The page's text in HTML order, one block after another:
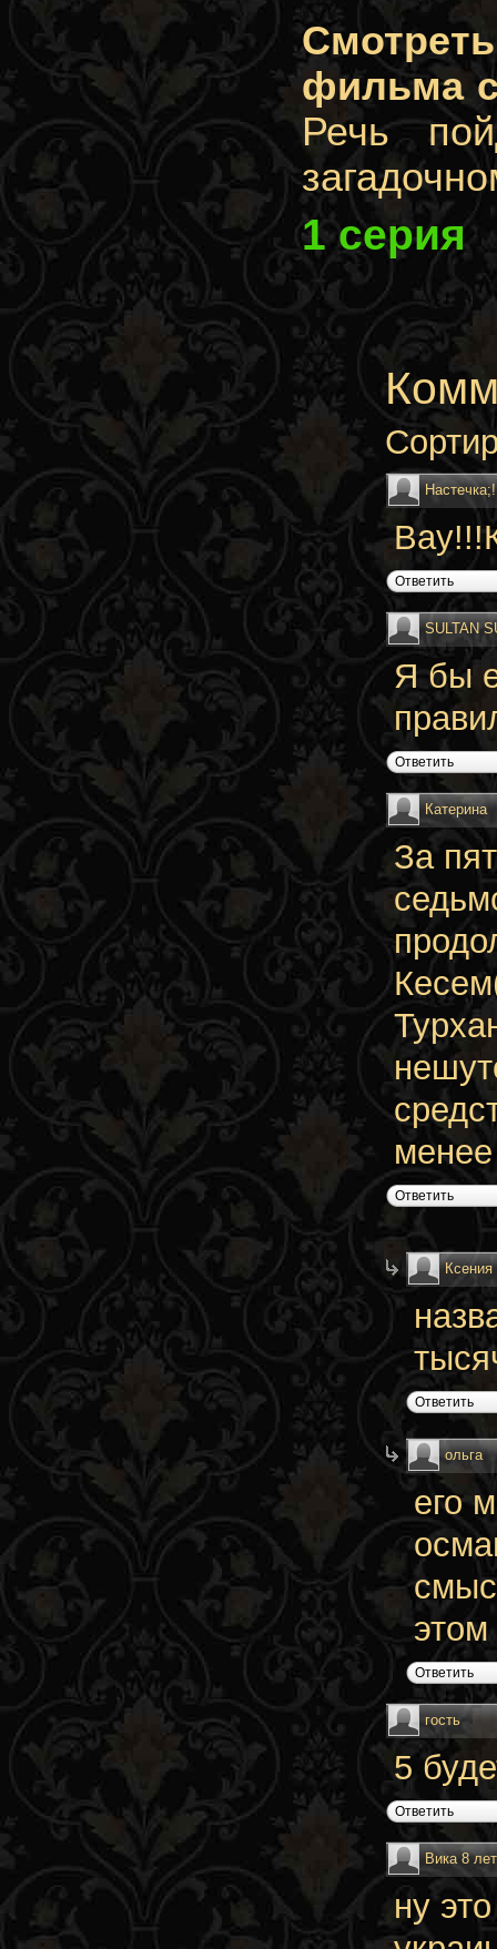
фильма
Речь
1 серия
Настечка;!
Ответить
SULTAN
Я бы
Ответить
Катерина
За
Ответить
Ксения
Ответить
ольга
его
Ответить
гость
5
Ответить
Вика 8 лет
ну